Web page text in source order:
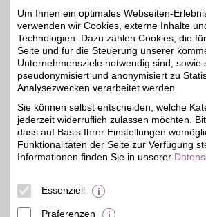
35,5 km
5%
Hohensteiner
15344
Auf
Zum
5%
Schachtschneider
Ulmenstr. 4,
Um Ihnen ein optimales Webseiten-
verwenden wir Cookies, externe Inhalte
Technologien. Dazu zählen Cookies, die
Seite und für die Steuerung unserer
Unternehmensziele notwendig sind, sowie
pseudonymisiert und anonymisiert zu
Analysezwecken verarbeitet werden.
Sie können selbst entscheiden, welche
jederzeit widerruflich zulassen möchten.
dass auf Basis Ihrer Einstellungen
Funktionalitäten der Seite zur Verfügung
Informationen finden Sie in unserer
Essenziell
Präferenzen